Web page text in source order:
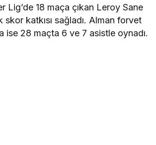
Lig’de 18 maça çıkan Leroy Sane
katkısı sağladı. Alman forvet
ise 28 maçta 6 ve 7 asistle oynadı.